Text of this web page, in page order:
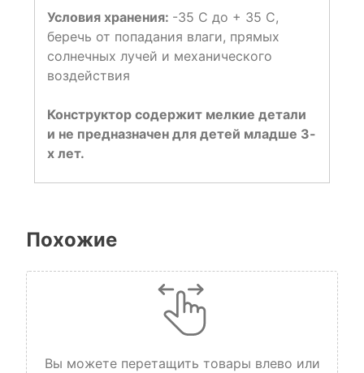
Условия хранения: -35 С до + 35 С,
беречь от попадания влаги, прямых
солнечных лучей и механического
воздействия
Конструктор содержит мелкие детали
и не предназначен для детей младше 3-
х лет.
Похожие
Вы можете перетащить товары влево или